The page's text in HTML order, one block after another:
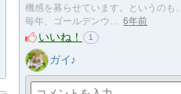
機感を募らせています。というのも、
毎年、ゴールデンウ…
6年前
いいね！ 1
ガイ♪